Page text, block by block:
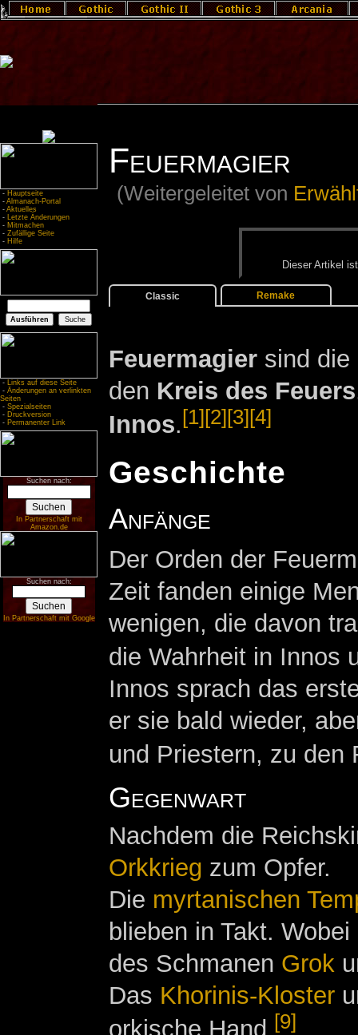
- Hauptseite
- Almanach-Portal
- Aktuelles
- Letzte Änderungen
- Mitmachen
- Zufällige Seite
- Hilfe
- Links auf diese Seite
- Änderungen an verlinkten
Seiten
- Spezialseiten
- Druckversion
- Permanenter Link
Suchen nach:
In Partnerschaft mit
Amazon.de
Suchen nach:
In Partnerschaft mit Google
Feuermagier
(Weitergeleitet von
Die­ser Ar­ti­kel
Classic Remake
Feuermagiersind die
den Kreis des Feuers
Innos. [1] [2] [3] [4]
Geschichte
Anfänge
Der Orden der
Zeit fanden einige
wenigen, die davon
die Wahrheit in Innos
Innos sprach das
er sie bald wieder,
und Priestern, zu den
Gegenwart
Nachdem die
Orkkrieg zum Opfer.
Die myrtanischen
blieben in Takt.
des Schmanen Grok
Das Khorinis-Kloster
[9]